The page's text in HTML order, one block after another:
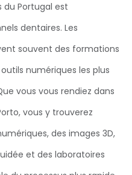
du Portugal est
dentaires. Les
souvent des formations
numériques les plus
vous vous rendiez dans
vous y trouverez
des images 3D,
et des laboratoires